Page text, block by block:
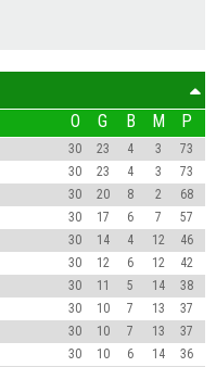
O G B M P
30 23 4 3
73
30 23 4 3
73
30 20 8 2
68
30 17 6 7
57
30 14 4 12
46
30 12 6 12
42
30 11 5 14
38
30 10 7 13
37
30 10 7 13
37
30 10 6 14
36